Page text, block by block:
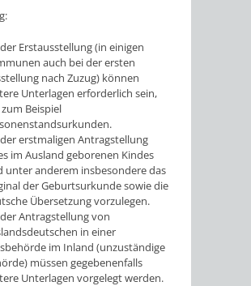
Erstausstellung (in einigen
auch bei der ersten
nach Zuzug) können
Unterlagen erforderlich sein,
Beispiel
erstmaligen Antragstellung
im Ausland geborenen Kindes
unter anderem insbesondere das
der Geburtsurkunde sowie die
Übersetzung vorzulegen.
Antragstellung von
in einer
im Inland (unzuständige
müssen gegebenenfalls
Unterlagen vorgelegt werden.